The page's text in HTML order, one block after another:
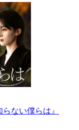
ない僕らは』